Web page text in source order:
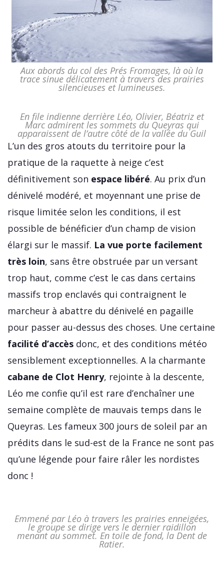
Aux abords du col des Prés Fromages, là où la
trace sinue délicatement à travers des prairies
silencieuses et lumineuses.
En file indienne derrière Léo, Olivier, Béatriz et
Marc admirent les sommets du Queyras qui
apparaissent de l’autre côté de la vallée du Guil
L’un des gros atouts du territoire pour la
pratique de la raquette à neige c’est
définitivement son espace libéré. Au prix d’un
dénivelé modéré, et moyennant une prise de
risque limitée selon les conditions, il est
possible de bénéficier d’un champ de vision
élargi sur le massif. La vue porte facilement
très loin, sans être obstruée par un versant
trop haut, comme c’est le cas dans certains
massifs trop enclavés qui contraignent le
marcheur à abattre du dénivelé en pagaille
pour passer au-dessus des choses. Une certaine
facilité d’accès donc, et des conditions météo
sensiblement exceptionnelles. A la charmante
cabane de Clot Henry, rejointe à la descente,
Léo me confie qu’il est rare d’enchaîner une
semaine complète de mauvais temps dans le
Queyras. Les fameux 300 jours de soleil par an
prédits dans le sud-est de la France ne sont pas
qu’une légende pour faire râler les nordistes
donc !
Emmené par Léo à travers les prairies enneigées,
le groupe se dirige vers le dernier raidillon
menant au sommet. En toile de fond, la Dent de
Ratier.